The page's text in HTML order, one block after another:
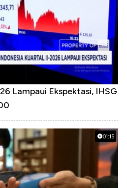
Lampaui Ekspektasi, IHSG
01:15